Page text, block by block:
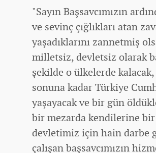
"Sayın Başsavcımızın
ve sevinç çığlıkları atan
yaşadıklarını zannetmiş
milletsiz, devletsiz olarak
şekilde o ülkelerde
sonuna kadar Türkiye
yaşayacak ve bir gün
bir mezarda kendilerine bir
devletimiz için hain darbe
çalışan başsavcımızın